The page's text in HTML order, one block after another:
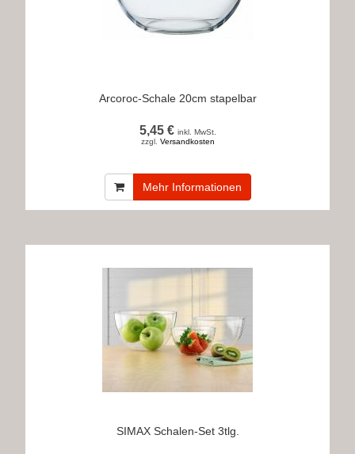
Arcoroc-Schale 20cm stapelbar
5,45 € inkl. MwSt.
zzgl. Versandkosten
Mehr Informationen
SIMAX Schalen-Set 3tlg.